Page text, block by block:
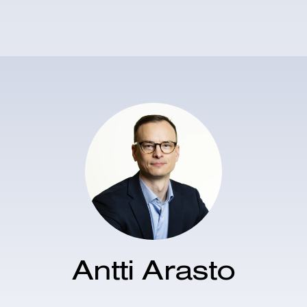
Antti Arasto